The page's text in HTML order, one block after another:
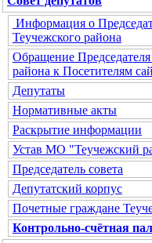
Информация о
Теучежского района
Обращение
района к Посетителям
Депутаты
Нормативные акты
Раскрытие информации
Устав МО "Теучежский
Председатель совета
Депутатский корпус
Почетные граждане
Контрольно-счётная